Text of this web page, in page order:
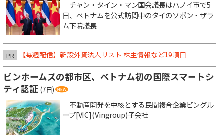
チャン・タイン・マン国会議長はハノイ市で5
日、ベトナムを公式訪問中のタイのソポン・ザラ
ム下院議長...
PR 【毎週配信】新設外資法人リスト 株主情報など19項目
ビンホームズの都市区、ベトナム初の国際スマートシ
ティ認証 (7日)
不動産開発を中核とする民間複合企業ビングル
ープ[VIC](Vingroup)子会社